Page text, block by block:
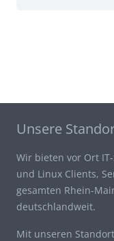
Unsere
Wir bieten vor Ort
und Linux Clients,
gesamten Rhein-
deutschlandweit.
Mit unseren